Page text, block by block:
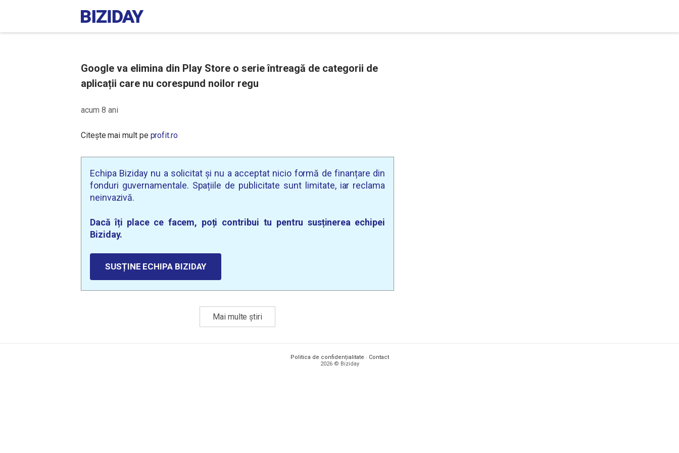
Google va elimina din Play Store o serie întreagă de categorii de
aplicații care nu corespund noilor regu
acum 8 ani
Citește mai mult pe profit.ro
Echipa Biziday nu a solicitat și nu a acceptat nicio formă de finanțare din
fonduri guvernamentale. Spațiile de publicitate sunt limitate, iar reclama
neinvazivă.
Dacă îți place ce facem, poți contribui tu pentru susținerea echipei
Biziday.
SUSȚINE ECHIPA BIZIDAY
Mai multe știri
Politica de confidențialitate · Contact
2026 © Biziday